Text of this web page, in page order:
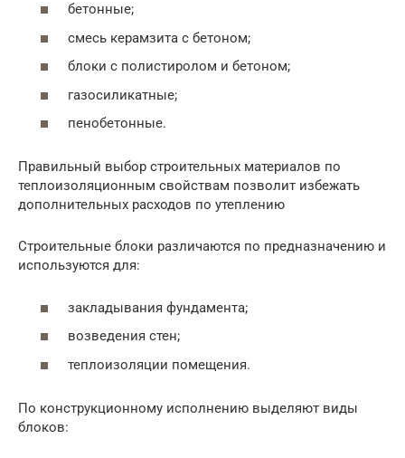
бетонные;
смесь керамзита с бетоном;
блоки с полистиролом и бетоном;
газосиликатные;
пенобетонные.
Правильный выбор строительных материалов по
теплоизоляционным свойствам позволит избежать
дополнительных расходов по утеплению
Строительные блоки различаются по предназначению и
используются для:
закладывания фундамента;
возведения стен;
теплоизоляции помещения.
По конструкционному исполнению выделяют виды
блоков: